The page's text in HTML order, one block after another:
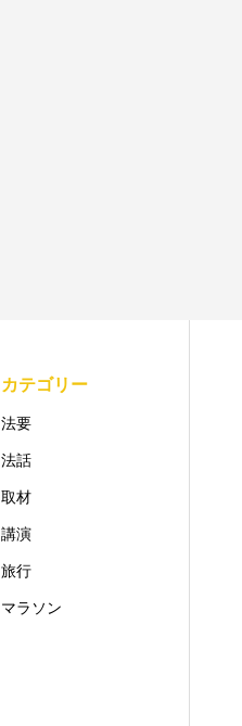
カテゴリー
法要
法話
取材
講演
旅行
マラソン